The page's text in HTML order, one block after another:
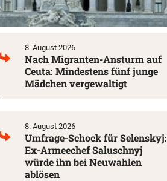
8. August 2026
Nach Migranten-Ansturm auf
Ceuta: Mindestens fünf junge
Mädchen vergewaltigt
8. August 2026
Umfrage-Schock für Selenskyj:
Ex-Armeechef Saluschnyj
würde ihn bei Neuwahlen
ablösen